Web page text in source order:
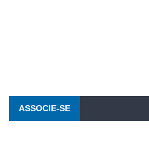
ASSOCIE-SE